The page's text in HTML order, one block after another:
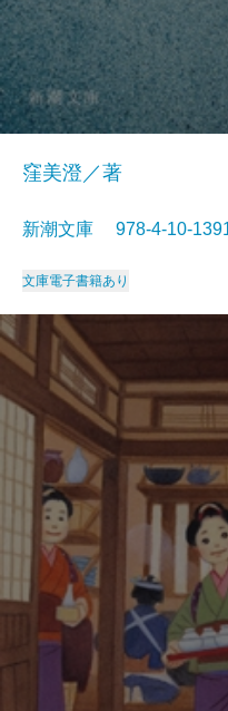
窪美澄／著
新潮文庫 978-4-10-
文庫電子書籍あり